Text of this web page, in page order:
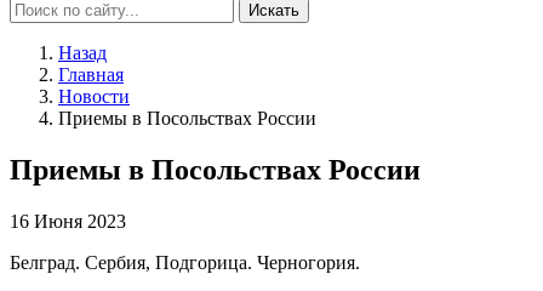
Искать
Назад
Главная
Новости
Приемы в Посольствах России
Приемы в Посольствах России
16 Июня 2023
Белград. Сербия, Подгорица. Черногория.